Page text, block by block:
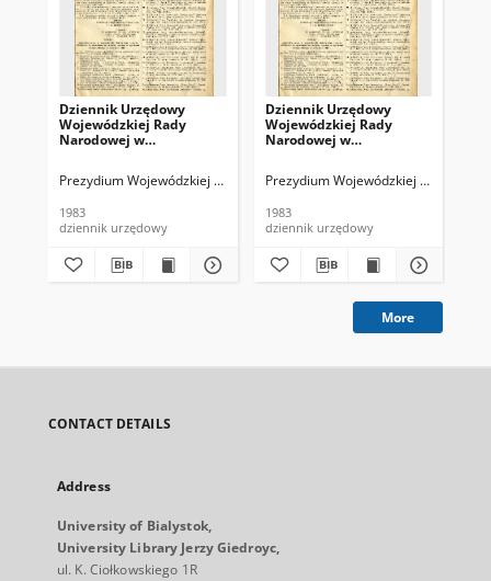
Dziennik Urzędowy
Wojewódzkiej Rady
Narodowej w
Prezydium Wojewódzkiej Rady Narodowej (Białystok). Red.
1983
dziennik urzędowy
Dziennik Urzędowy
Wojewódzkiej Rady
Narodowej w
Prezydium Wojewódzkiej Rady
1983
dziennik urzędowy
More
CONTACT DETAILS
Address
University of Bialystok,
University Library Jerzy Giedroyc,
ul. K. Ciołkowskiego 1R